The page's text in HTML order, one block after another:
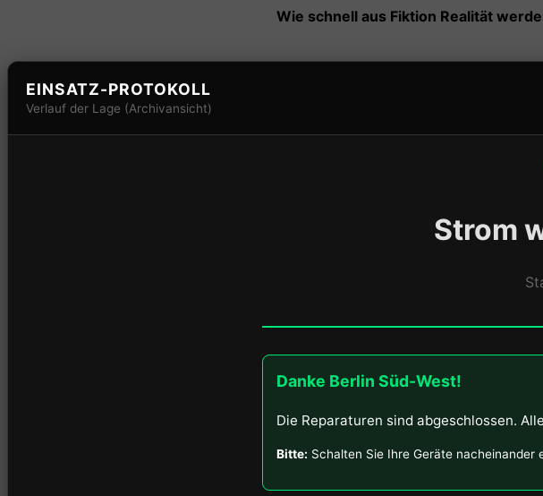
Wie schnell aus Fiktion Realität
EINSATZ-PROTOKOLL
Verlauf der Lage (Archivansicht)